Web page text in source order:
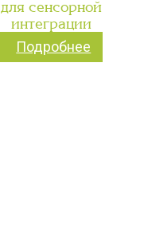
для сенсорной
интеграции
Подробнее